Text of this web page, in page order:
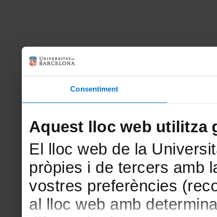
Consentiment
Aquest lloc web utilitza
El lloc web de la
pròpies i de tercers amb
vostres preferències
al lloc web amb